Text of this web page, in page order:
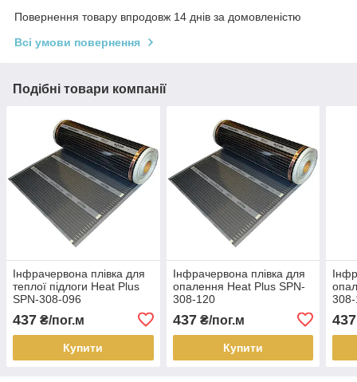
Повернення товару впродовж 14 днів за домовленістю
Всі умови повернення
Подібні товари компанії
Інфрачервона плівка для
теплої підлоги Heat Plus
SPN-308-096
437 ₴/пог.м
Купити
Інфрачервона плівка для
опалення Heat Plus SPN-
308-120
437₴/пог.м
Купити
437